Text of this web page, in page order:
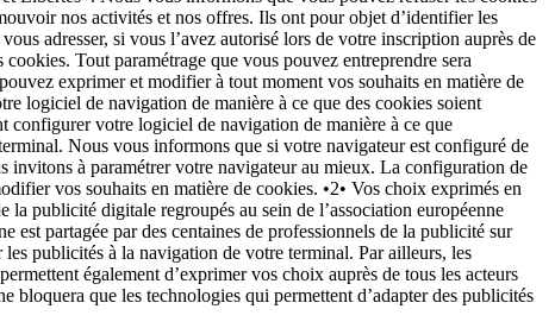
nos activités et nos offres. Ils ont pour objet d’identifier les
adresser, si vous l’avez autorisé lors de votre inscription auprès de
Tout paramétrage que vous pouvez entreprendre sera
exprimer et modifier à tout moment vos souhaits en matière de
logiciel de navigation de manière à ce que des cookies soient
configurer votre logiciel de navigation de manière à ce que
Nous vous informons que si votre navigateur est configuré de
invitons à paramétrer votre navigateur au mieux. La configuration de
vos souhaits en matière de cookies. •2• Vos choix exprimés en
publicité digitale regroupés au sein de l’association européenne
partagée par des centaines de professionnels de la publicité sur
publicités à la navigation de votre terminal. Par ailleurs, les
également d’exprimer vos choix auprès de tous les acteurs
bloquera que les technologies qui permettent d’adapter des publicités